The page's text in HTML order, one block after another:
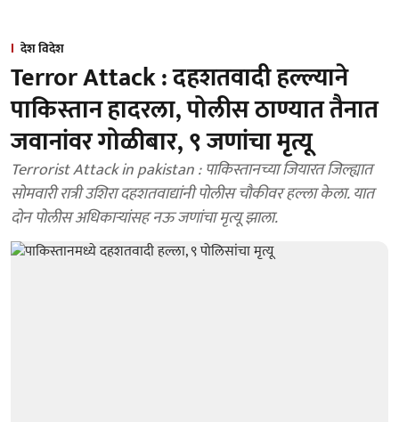
देश विदेश
Terror Attack : दहशतवादी हल्ल्याने
पाकिस्तान हादरला, पोलीस ठाण्यात तैनात
जवानांवर गोळीबार, ९ जणांचा मृत्यू
Terrorist Attack in pakistan : पाकिस्तानच्या जियारत जिल्ह्यात
सोमवारी रात्री उशिरा दहशतवाद्यांनी पोलीस चौकीवर हल्ला केला. यात
दोन पोलीस अधिकाऱ्यांसह नऊ जणांचा मृत्यू झाला.